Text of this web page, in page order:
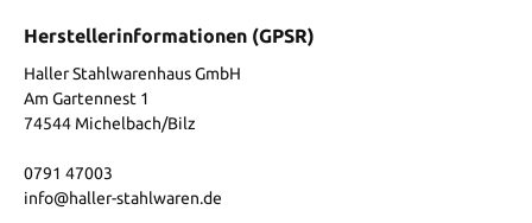
Herstellerinformationen (GPSR)
Haller Stahlwarenhaus GmbH
Am Gartennest 1
74544 Michelbach/Bilz
0791 47003
info@haller-stahlwaren.de